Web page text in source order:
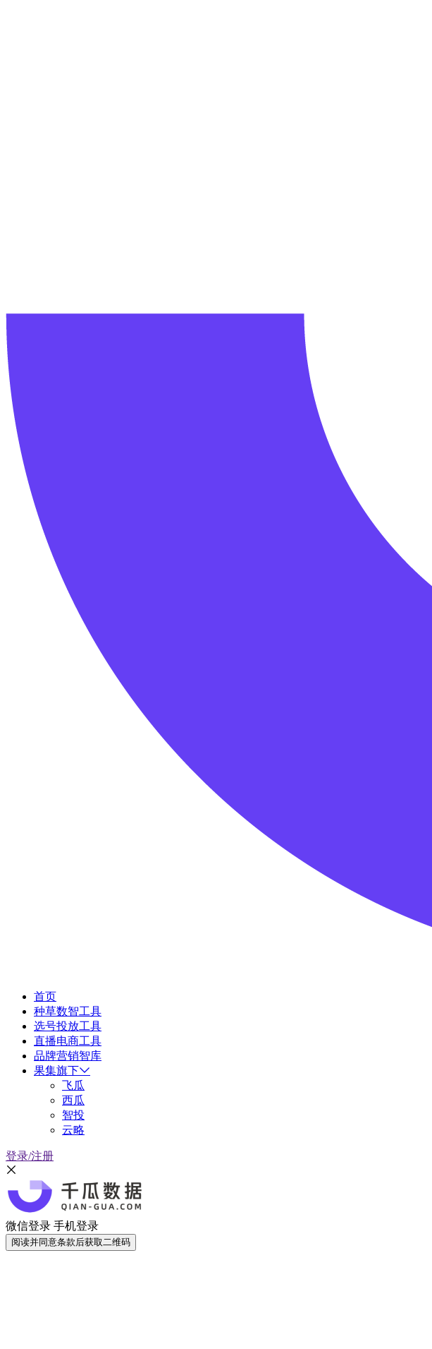
首页
种草数智工具
选号投放工具
直播电商工具
品牌营销智库
果集旗下
飞瓜
西瓜
智投
云略
登录/注册
微信登录 手机登录
阅读并同意条款后获取二维码